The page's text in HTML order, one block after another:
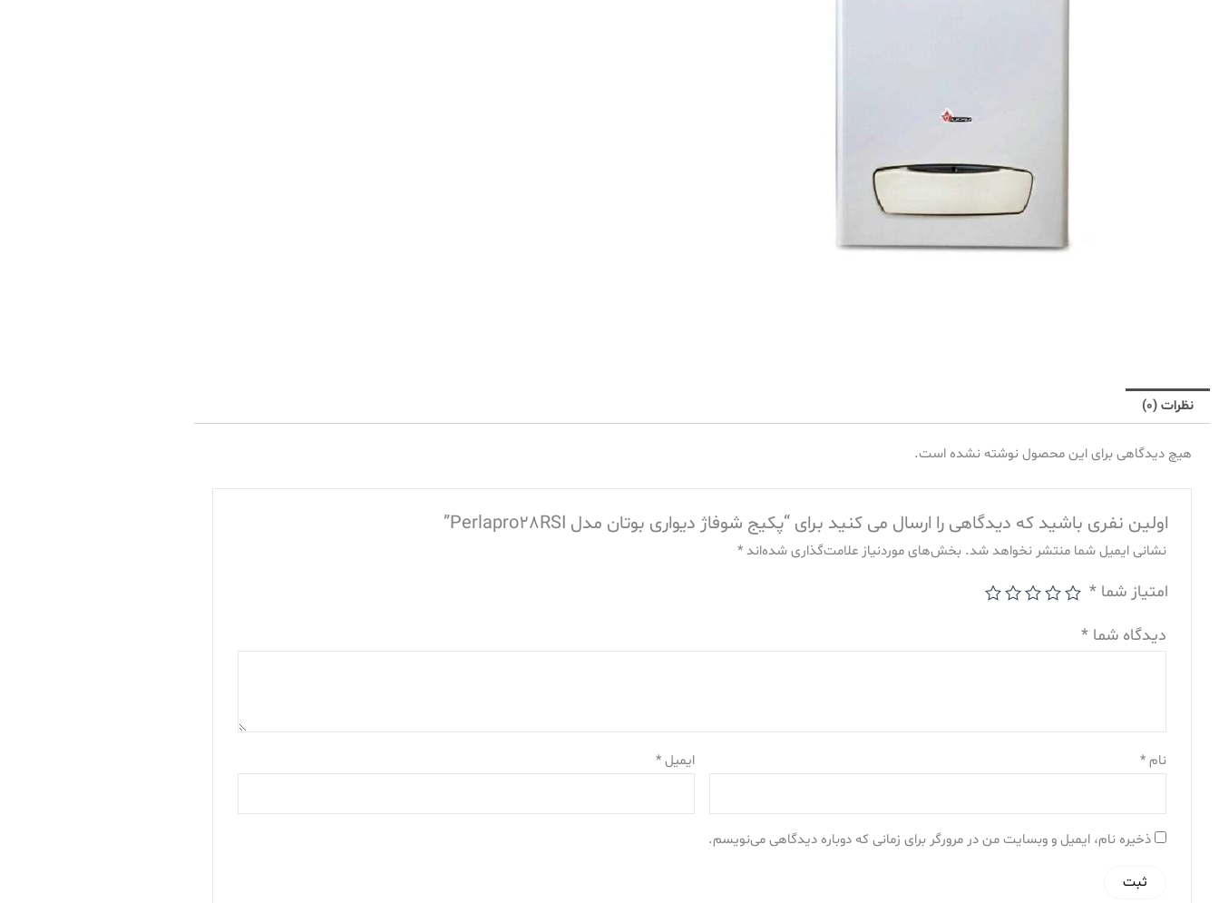
نظرات (0)
هیچ دیدگاهی برای این محصول نوشته نشده است.
اولین نفری باشید که دیدگاهی را ارسال می کنید برای “پکیج شوفاژ دیواری بوتان مدل Perlapro28RSI”
نشانی ایمیل شما منتشر نخواهد شد. بخش‌های موردنیاز علامت‌گذاری شده‌اند*
امتیاز شما*
دیدگاه شما*
نام* ایمیل*
ذخیره نام، ایمیل و وبسایت من در مرورگر برای زمانی که دوباره دیدگاهی می‌نویسم.